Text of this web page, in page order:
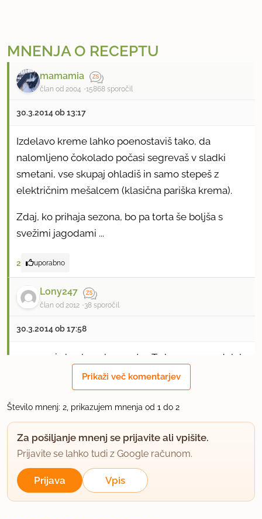
MNENJA O RECEPTU
mamamia
član od 2004 15868 sporočil
30.3.2014 ob 13:17
Izdelavo kreme lahko poenostaviš tako, da
nalomljeno čokolado počasi segrevaš v sladki
smetani, vse skupaj ohladiš in samo stepeš z
električnim mešalcem (klasična pariška krema).
Zdaj, ko prihaja sezona, bo pa torta še boljša s
svežimi jagodami ...
2 uporabno
Lony247
član od 2012 38 sporočil
30.3.2014 ob 17:58
mamamia hvala za komentar. To kremo sem delala
prvič in čisto brez kakršnega koli recepta, se mi je
zdelo, da nekaj pa mora ratati in je, naslednjič bom
poizkusila tako. Ja res je, ko bodo jagode iz vrta bo
torta še boljša :)
uporabno
Prikaži več komentarjev
Število mnenj: 2, prikazujem mnenja od 1 do 2
Za pošiljanje mnenj se prijavite ali vpišite.
Prijavite se lahko tudi z Google računom.
Prijava Vpis